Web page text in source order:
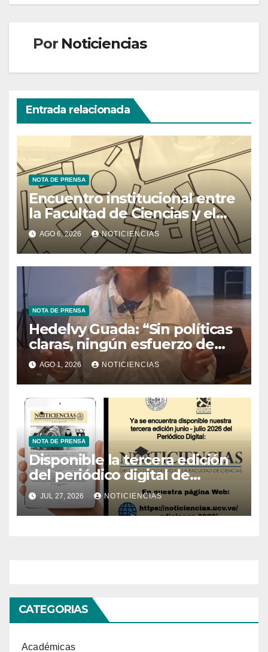
Por Noticiencias
Entrada relacionada
NOTA DE PRENSA
Encuentro institucional entre
la Facultad de Ciencias y el
Ministerio de Ciencia y
Tecnología
AGO 6, 2026 NOTICIENCIAS
NOTA DE PRENSA
Hedelvy Guada: “Sin políticas
claras, ningún esfuerzo de
conservación rendirá frutos”
AGO 1, 2026 NOTICIENCIAS
NOTA DE PRENSA
Disponible la tercera edición
del periódico digital de
Noticiencias 2026
JUL 27, 2026 NOTICIENCIAS
CATEGORIAS
Académicas